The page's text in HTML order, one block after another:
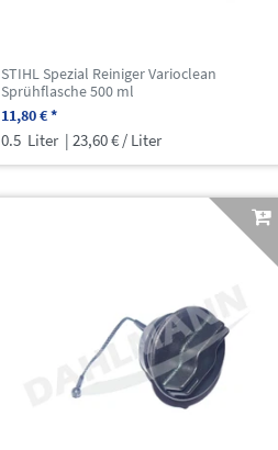
STIHL Spezial Reiniger Varioclean
Sprühflasche 500 ml
11,80 € *
0.5 Liter | 23,60 € / Liter